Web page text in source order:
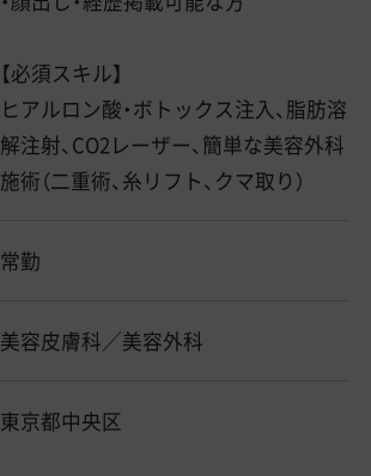
【必須スキル】
ヒアルロン酸・ボトックス注入、脂肪溶
解注射、CO2レーザー、簡単な美容外科
施術（二重術、糸リフト、クマ取り）
常勤
美容皮膚科／美容外科
東京都中央区